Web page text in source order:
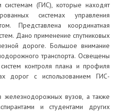
(ГИС), которые находят
системах управления
Представлена координатная
Дано применение спутниковых
дороге. Большое внимание
трансnорта. Освещены
контроля плана и профиля
дорог с использованием ГИС-
железнодорожных вузов, а также
и студентами других